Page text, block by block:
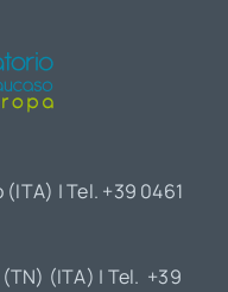
| Tel. +39 0461
(ITA) | Tel. +39